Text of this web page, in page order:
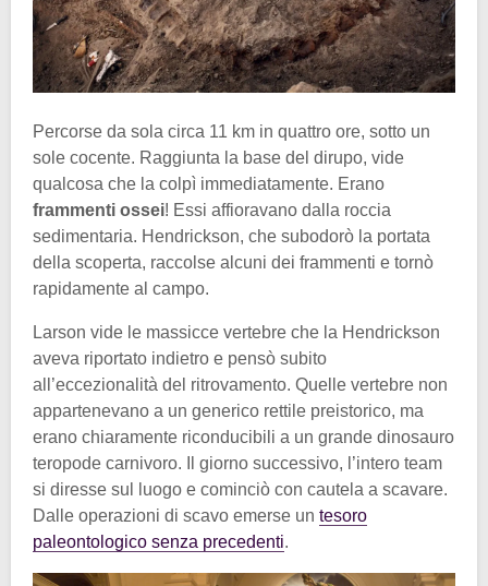
Percorse da sola circa 11 km in quattro ore, sotto un
sole cocente. Raggiunta la base del dirupo, vide
qualcosa che la colpì immediatamente. Erano
frammenti ossei! Essi affioravano dalla roccia
sedimentaria. Hendrickson, che subodorò la portata
della scoperta, raccolse alcuni dei frammenti e tornò
rapidamente al campo.
Larson vide le massicce vertebre che la Hendrickson
aveva riportato indietro e pensò subito
all’eccezionalità del ritrovamento. Quelle vertebre non
appartenevano a un generico rettile preistorico, ma
erano chiaramente riconducibili a un grande dinosauro
teropode carnivoro. Il giorno successivo, l’intero team
si diresse sul luogo e cominciò con cautela a scavare.
Dalle operazioni di scavo emerse un tesoro
paleontologico senza precedenti.